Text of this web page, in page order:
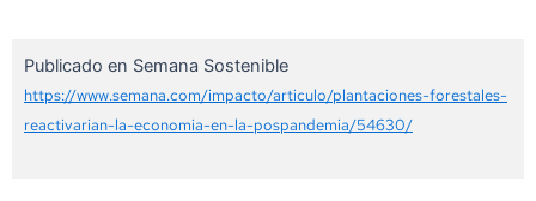
Publicado en Semana Sostenible
https://www.semana.com/impacto/articulo/plantaciones-forestales-
reactivarian-la-economia-en-la-pospandemia/54630/